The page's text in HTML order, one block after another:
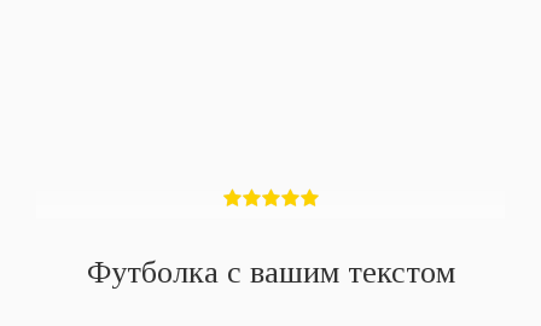
Футболка с вашим текстом